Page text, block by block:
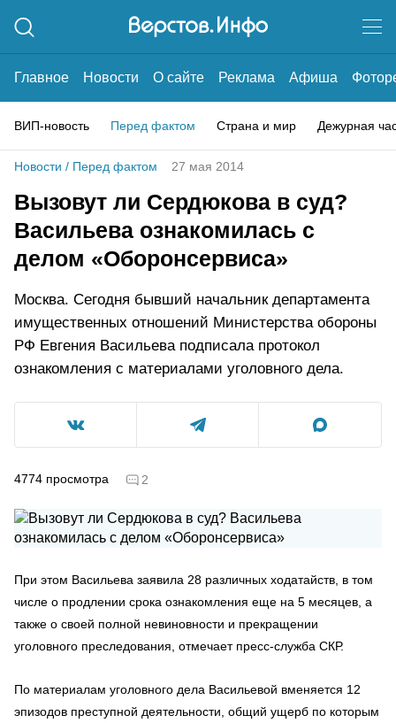
Главное Новости О сайте Реклама Афиша
ВИП-новость Перед фактом Страна и мир Дежурная
Новости / Перед фактом 27 мая 2014
Вызовут ли Сердюкова в суд?
Васильева ознакомилась с
делом «Оборонсервиса»
Москва. Сегодня бывший начальник департамента
имущественных отношений Министерства обороны
РФ Евгения Васильева подписала протокол
ознакомления с материалами уголовного дела.
4774 просмотра 2
При этом Васильева заявила 28 различных ходатайств, в том
числе о продлении срока ознакомления еще на 5 месяцев, а
также о своей полной невиновности и прекращении
уголовного преследования, отмечает пресс-служба СКР.
По материалам уголовного дела Васильевой вменяется 12
эпизодов преступной деятельности, общий ущерб по которым